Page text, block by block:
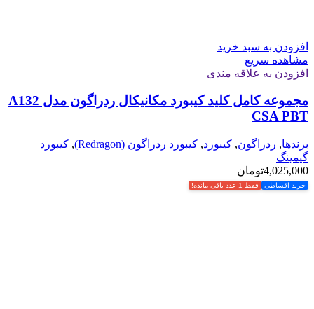
افزودن به سبد خرید
مشاهده سریع
افزودن به علاقه مندی
مجموعه کامل کلید کیبورد مکانیکال ردراگون مدل A132
CSA PBT
برندها, ردراگون, کیبورد, کیبورد ردراگون (Redragon) , کیبورد
گیمینگ
4,025,000تومان
خرید اقساطی فقط 1 عدد باقی مانده!